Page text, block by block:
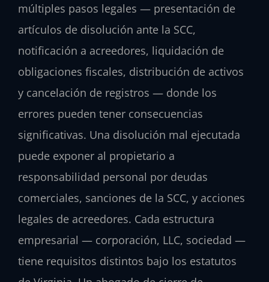
múltiples pasos legales — presentación de
artículos de disolución ante la SCC,
notificación a acreedores, liquidación de
obligaciones fiscales, distribución de activos
y cancelación de registros — donde los
errores pueden tener consecuencias
significativas. Una disolución mal ejecutada
puede exponer al propietario a
responsabilidad personal por deudas
comerciales, sanciones de la SCC, y acciones
legales de acreedores. Cada estructura
empresarial — corporación, LLC, sociedad —
tiene requisitos distintos bajo los estatutos